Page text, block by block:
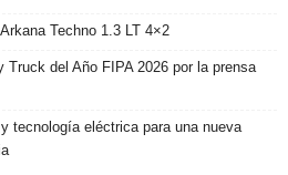
Techno 1.3 LT 4×2
del Año FIPA 2026 por la prensa
tecnología eléctrica para una nueva